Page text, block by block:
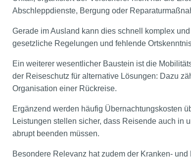
Abschleppdienste, Bergung oder
Gerade im Ausland kann dies schnell komplex
gesetzliche Regelungen und fehlende
Ein weiterer wesentlicher Baustein ist die
der Reiseschutz für alternative Lösungen: Dazu
Organisation einer Rückreise.
Ergänzend werden häufig Übernachtungskosten
Leistungen stellen sicher, dass Reisende auch in
abrupt beenden müssen.
Besondere Relevanz hat zudem der Kranken-